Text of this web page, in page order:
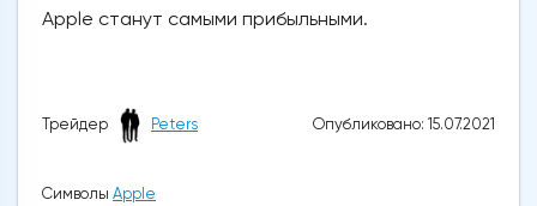
Apple станут самыми прибыльными.
Трейдер Peters Опубликовано: 15.07.2021
Символы Apple